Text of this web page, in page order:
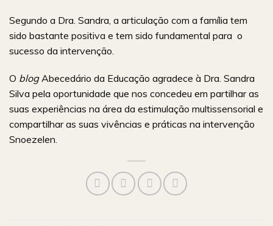
Segundo a Dra. Sandra, a articulação com a família tem
sido bastante positiva e tem sido fundamental para o
sucesso da intervenção.
O blogAbecedário da Educação agradece à Dra. Sandra
Silva pela oportunidade que nos concedeu em partilhar as
suas experiências na área da estimulação multissensorial e
compartilhar as suas vivências e práticas na intervenção
Snoezelen.